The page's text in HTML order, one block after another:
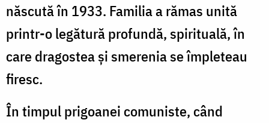
născută în 1933. Familia a rămas unită
printr-o legătură profundă, spirituală, în
care dragostea și smerenia se împleteau
firesc.
În timpul prigoanei comuniste, când